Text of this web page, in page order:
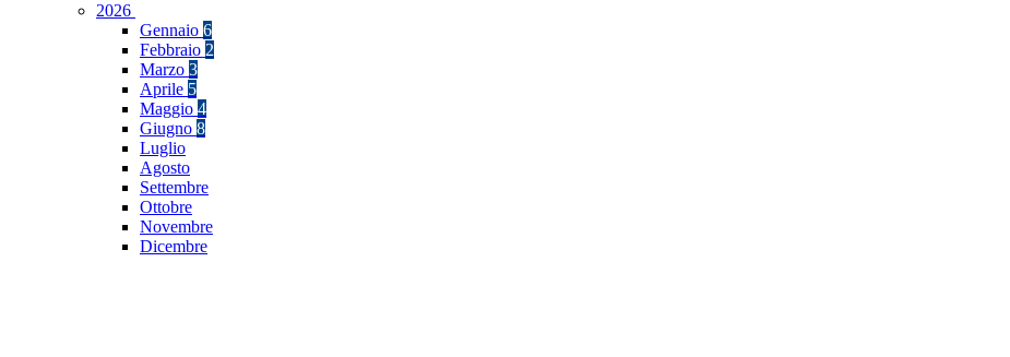
2026
Gennaio 6
Febbraio 2
Marzo 3
Aprile 5
Maggio 4
Giugno 8
Luglio
Agosto
Settembre
Ottobre
Novembre
Dicembre